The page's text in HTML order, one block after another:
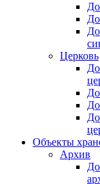
Церковь
Объекты
Архив